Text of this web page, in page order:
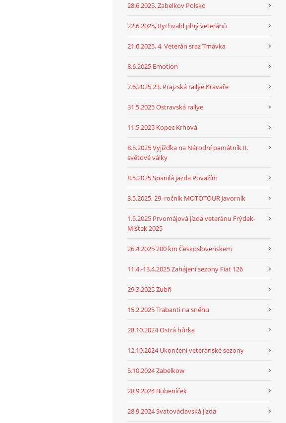
28.6.2025, Zabelkov Polsko
22.6.2025, Rychvald plný veteránů
21.6.2025, 4. Veterán sraz Trnávka
8.6.2025 Emotion
7.6.2025 23. Prajzská rallye Kravaře
31.5.2025 Ostravská rallye
11.5.2025 Kopec Krhová
8.5.2025 Vyjížďka na Národní památník II.
světové války
8.5.2025 Spanilá jazda Považím
3.5.2025, 29. ročník MOTOTOUR Javorník
1.5.2025 Prvomájová jízda veteránu Frýdek-
Místek 2025
26.4.2025 200 km Československem
11.4.-13.4.2025 Zahájení sezony Fiat 126
29.3.2025 Zubři
15.2.2025 Trabanti na sněhu
28.10.2024 Ostrá hůrka
12.10.2024 Ukončení veteránské sezony
5.10.2024 Zabelkow
28.9.2024 Bubeníček
28.9.2024 Svatováclavská jízda